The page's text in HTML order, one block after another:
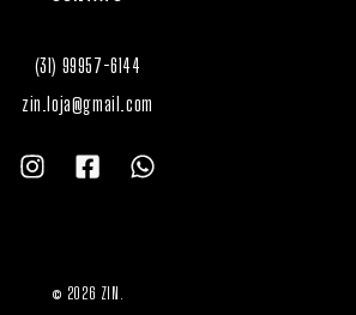
(31) 99957-6144
zin.loja@gmail.com
© 2026 ZIN.